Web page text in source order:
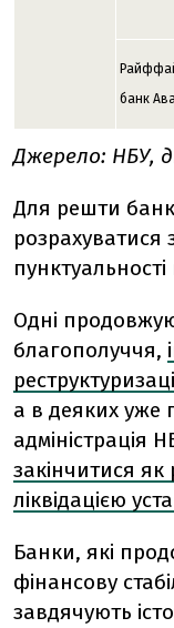
банк
Джерело: НБУ,
Для решти
розрахуватися
Одні
благополуччя,
а в деяких уже
адміністрація
закінчитися як
ліквідацією
Банки, які
фінансову
завдячують